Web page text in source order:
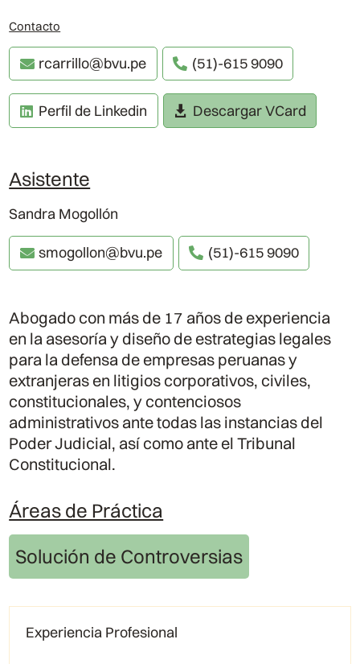
Contacto
rcarrillo@bvu.pe (51)-615 9090
Perfil de Linkedin Descargar VCard
Asistente
Sandra Mogollón
smogollon@bvu.pe (51)-615 9090
Abogado con más de 17 años de experiencia
en la asesoría y diseño de estrategias legales
para la defensa de empresas peruanas y
extranjeras en litigios corporativos, civiles,
constitucionales, y contenciosos
administrativos ante todas las instancias del
Poder Judicial, así como ante el Tribunal
Constitucional.
Áreas de Práctica
Solución de Controversias
Experiencia Profesional